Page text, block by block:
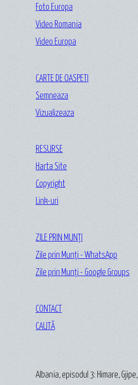
Foto Europa
Video Romania
Video Europa
CARTE DE OASPETI
Semneaza
Vizualizeaza
RESURSE
Harta Site
Copyright
Link-uri
ZILE PRIN MUNȚI
Zile prin Munți - WhatsApp
Zile prin Munți - Google Groups
CONTACT
CAUTĂ
Albania, episodul 3: Himare,